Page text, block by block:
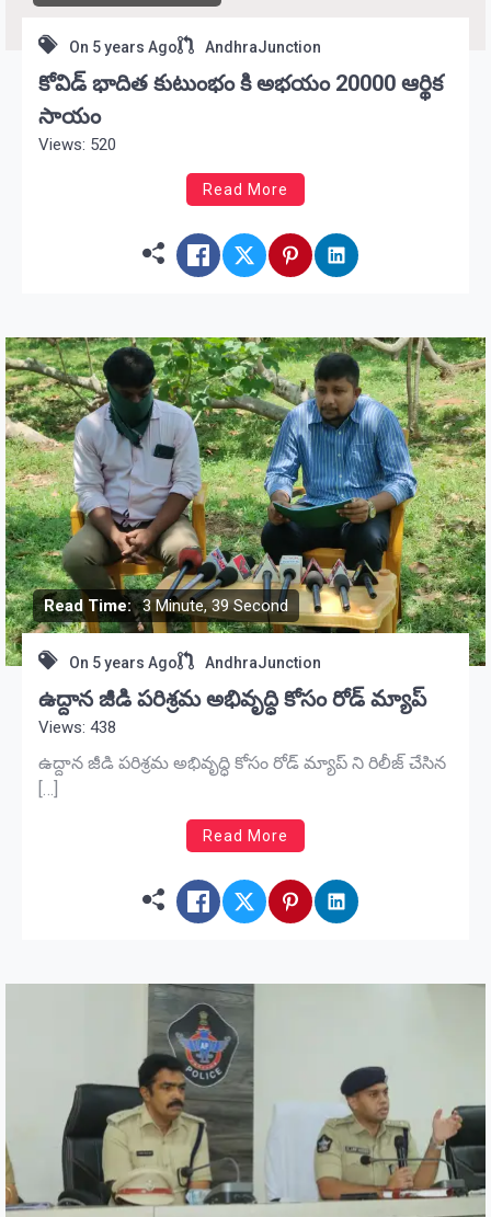
On 5 years Ago AndhraJunction
కోవిడ్ భాదిత కుటుంభం కి అభయం 20000 ఆర్థిక
సాయం
Views: 520
Read More
Read Time: 3 Minute, 39 Second
On 5 years Ago AndhraJunction
ఉద్దాన జీడి పరిశ్రమ అభివృద్ధి కోసం రోడ్ మ్యాప్
Views: 438
ఉద్దాన జీడి పరిశ్రమ అభివృద్ధి కోసం రోడ్ మ్యాప్ ని రిలీజ్ చేసిన
Read More